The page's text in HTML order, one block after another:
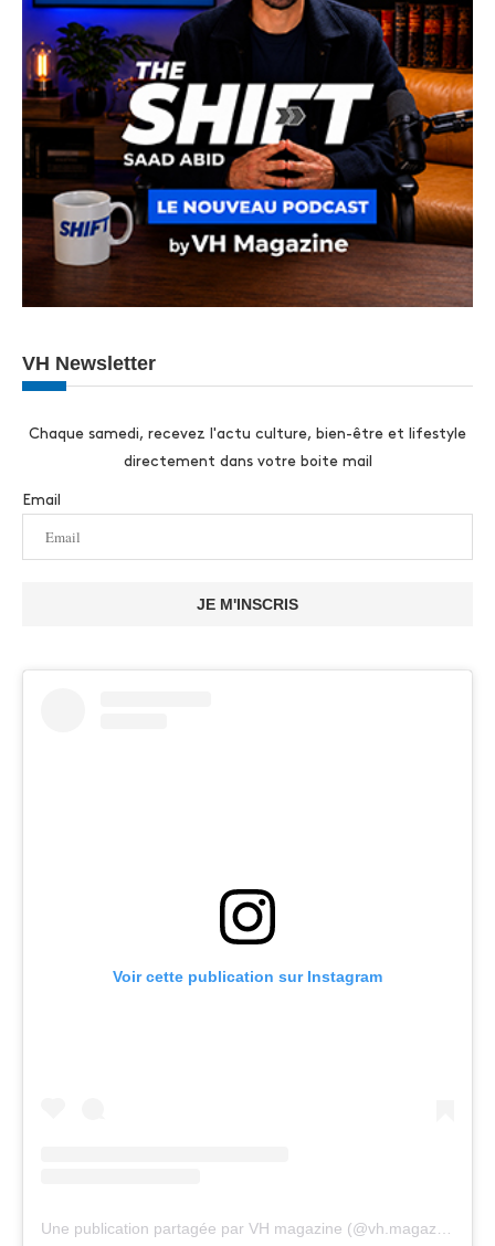
VH Newsletter
Chaque samedi, recevez l'actu culture, bien-être et lifestyle
directement dans votre boite mail
Email
JE M'INSCRIS
Voir cette publication sur Instagram
Une publication partagée par VH magazine (@vh.magazine)